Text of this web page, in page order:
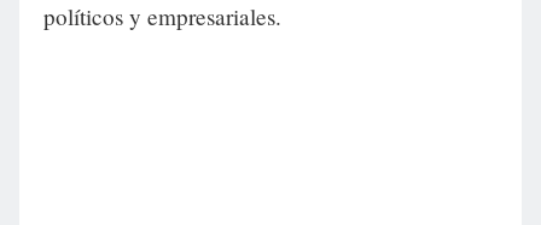
políticos y empresariales.